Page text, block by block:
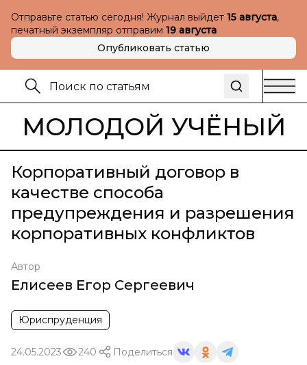
Отправьте статью сегодня! Журнал выйдет 15 августа,
печатный экземпляр отправим 19 августа
Опубликовать статью
МОЛОДОЙ УЧЁНЫЙ
Корпоративный договор в
качестве способа
предупреждения и разрешения
корпоративных конфликтов
Автор
Елисеев Егор Сергеевич
Юриспруденция
24.05.2023 240 Поделиться